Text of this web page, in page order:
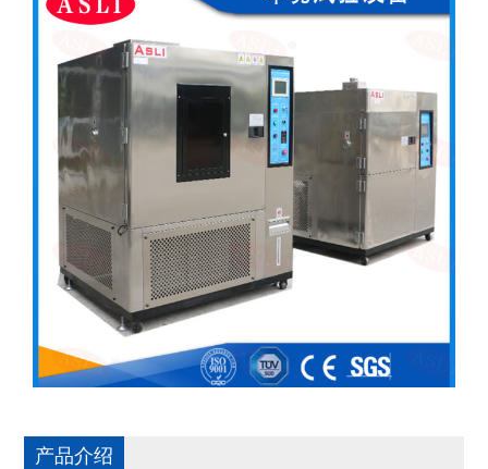
产品介绍